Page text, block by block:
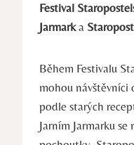
Festival
Jarmarka
Během Festivalu
mohou návštěvníci
podle starých
Jarním Jarmarku